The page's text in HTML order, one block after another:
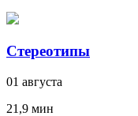
Стереотипы
01 августа
21,9 мин